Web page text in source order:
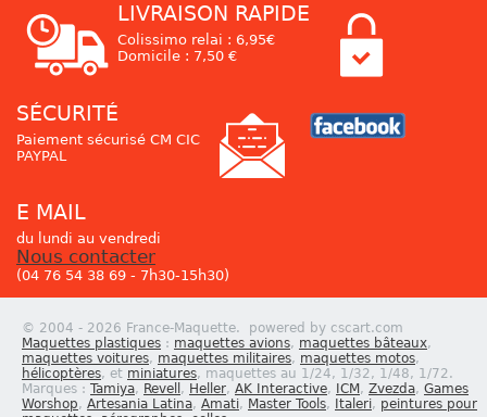
LIVRAISON RAPIDE
Colissimo relai : 6,95€
Domicile : 7,50 €
SÉCURITÉ
Paiement sécurisé CM CIC
PAYPAL
E MAIL
du lundi au vendredi
Nous contacter
(04 76 54 38 69 - 7h30-15h30)
© 2004 - 2026 France-Maquette. powered by cscart.com
Maquettes plastiques : maquettes avions, maquettes bâteaux,
maquettes voitures, maquettes militaires, maquettes motos,
hélicoptères, et miniatures, maquettes au 1/24, 1/32, 1/48, 1/72.
Marques : Tamiya, Revell , Heller, AK Interactive, ICM , Zvezda, Games
Worshop, Artesania Latina, Amati, Master Tools, Italeri, peintures pour